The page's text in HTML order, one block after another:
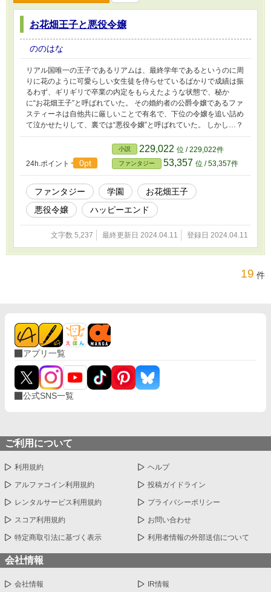
お花畑王子と悪役令嬢
ののはな
リアル国唯一の王子であるリアムは、最終学年であるというのに周
りに花のように可愛らしい女生徒を侍らせているばかりで成績は振
るわず、ギリギリで卒業の内定をもらえたような状態で、秘か
に“お花畑王子”と呼ばれていた。 その婚約者の公爵令嬢であるファ
スティーネは自他共に厳しいことで有名で、下位の令嬢を追い詰め
て泣かせたりして、裏では“悪役令嬢”と呼ばれていた。 しかし…？
24h.ポイント 0pt
小説 229,022 位 / 229,022件
ファンタジー 53,357 位 / 53,357件
ファンタジー 学園
お花畑王子
悪役令嬢
ハッピーエンド
文字数 5,237 最終更新日 2024.04.11 登録日 2024.04.11
19 件
アプリ一覧
公式SNS一覧
ご利用について
利用規約 ヘルプ
アルファコイン利用規約 投稿ガイドライン
レンタルサービス利用規約 プライバシーポリシー
スコア利用規約 お問い合わせ
特定商取引法に基づく表示 利用者情報の外部送信について
会社情報
会社情報 IR情報